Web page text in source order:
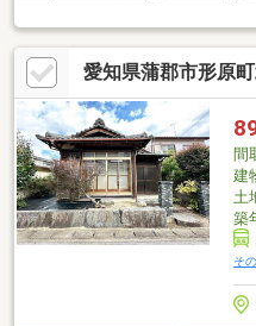
する場合があります。越境等が
しとなります。
愛知県蒲郡市形原
間
建
土
築
そ